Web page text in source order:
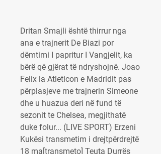
Dritan Smajli është thirrur nga
ana e trajnerit De Biazi por
dëmtimi I papritur I Vangjelit, ka
bërë që gjërat të ndryshojnë. Joao
Felix la Atleticon e Madridit pas
përplasjeve me trajnerin Simeone
dhe u huazua deri në fund të
sezonit te Chelsea, megjithatë
duke folur... (LIVE SPORT) Erzeni
Kukësi transmetim i drejtpërdrejtë
18 ma[transmeto] Teuta Durrës